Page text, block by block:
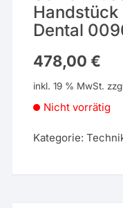
Handstück
Dental
478,00€
inkl. 19 % MwSt.
Nicht vorrätig
Kategorie: